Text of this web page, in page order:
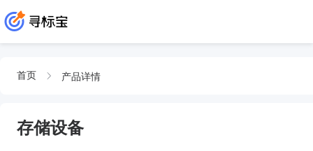
首页 产品详情
存储设备